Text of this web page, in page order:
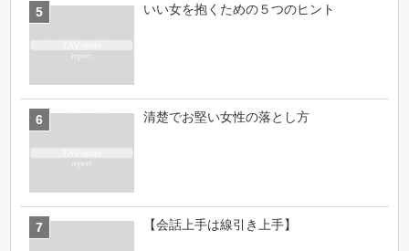
いい女を抱くための５つのヒント
清楚でお堅い女性の落とし方
【会話上手は線引き上手】